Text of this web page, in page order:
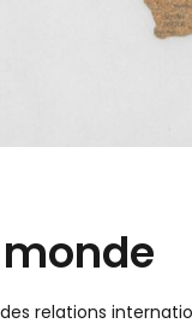
monde
relations